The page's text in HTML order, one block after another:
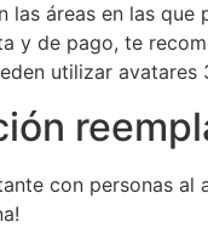
las áreas en las
y de pago, te
utilizar
con personas